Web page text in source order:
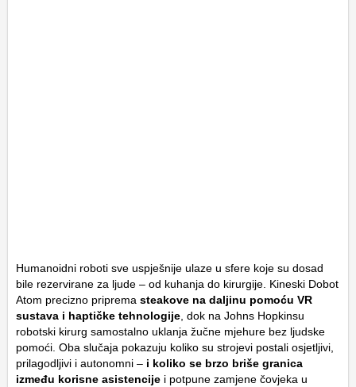
Humanoidni roboti sve uspješnije ulaze u sfere koje su dosad
bile rezervirane za ljude – od kuhanja do kirurgije. Kineski Dobot
Atom precizno priprema steakove na daljinu pomoću VR
sustava i haptičke tehnologije , dok na Johns Hopkinsu
robotski kirurg samostalno uklanja žučne mjehure bez ljudske
pomoći. Oba slučaja pokazuju koliko su strojevi postali osjetljivi,
prilagodljivi i autonomni – i koliko se brzo briše granica
između korisne asistencije i potpune zamjene čovjeka u